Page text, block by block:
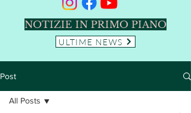
NOTIZIE IN PRIMO PIANO
ULTIME NEWS
Post
All Posts